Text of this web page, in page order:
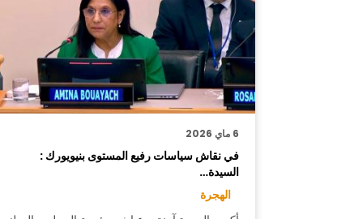
6 ماي 2026
في نقاش سياسات رفيع المستوى بنيويورك :
السيدة…
الهجرة